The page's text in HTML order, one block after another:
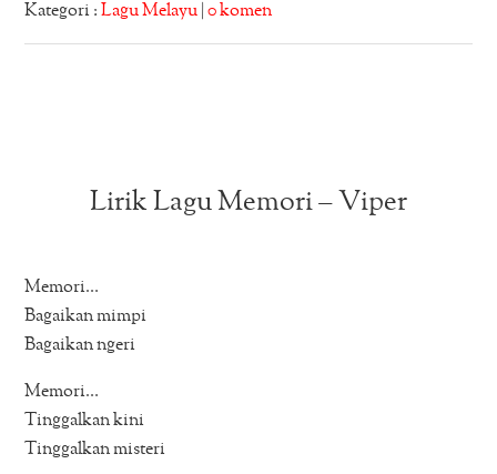
Kategori :Lagu Melayu |0 komen
Lirik Lagu Memori – Viper
Memori…
Bagaikan mimpi
Bagaikan ngeri
Memori…
Tinggalkan kini
Tinggalkan misteri